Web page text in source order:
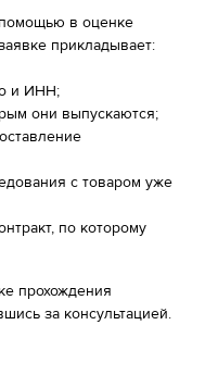
в оценке
прикладывает:
и ИНН;
они выпускаются;
с товаром уже
по которому
прохождения
за консультацией.